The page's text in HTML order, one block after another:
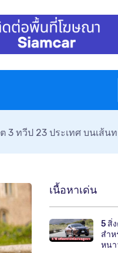
ทวีป 23 ประเทศ บนเส้น
เนื้อหาเด่น
5 สิ่
สำห
หนา